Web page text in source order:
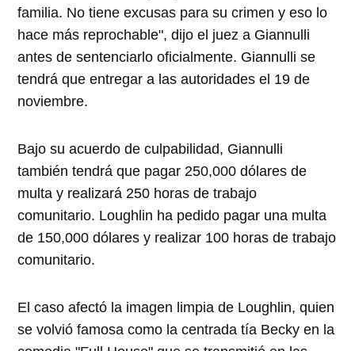
familia. No tiene excusas para su crimen y eso lo
hace más reprochable", dijo el juez a Giannulli
antes de sentenciarlo oficialmente. Giannulli se
tendrá que entregar a las autoridades el 19 de
noviembre.
Bajo su acuerdo de culpabilidad, Giannulli
también tendrá que pagar 250,000 dólares de
multa y realizará 250 horas de trabajo
comunitario. Loughlin ha pedido pagar una multa
de 150,000 dólares y realizar 100 horas de trabajo
comunitario.
El caso afectó la imagen limpia de Loughlin, quien
se volvió famosa como la centrada tía Becky en la